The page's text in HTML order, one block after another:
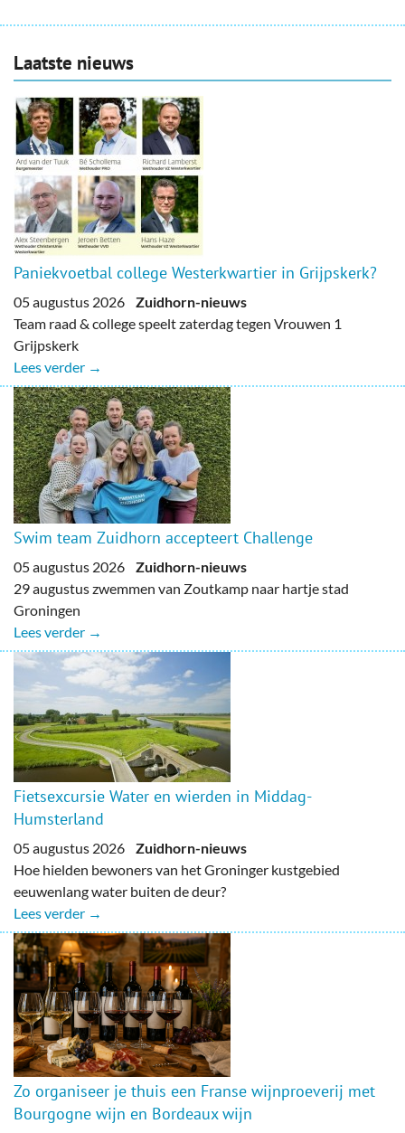
Laatste nieuws
Paniekvoetbal college Westerkwartier in Grijpskerk?
05 augustus 2026 Zuidhorn-nieuws
Team raad & college speelt zaterdag tegen Vrouwen 1
Grijpskerk
Lees verder →
Swim team Zuidhorn accepteert Challenge
05 augustus 2026 Zuidhorn-nieuws
29 augustus zwemmen van Zoutkamp naar hartje stad
Groningen
Lees verder →
Fietsexcursie Water en wierden in Middag-
Humsterland
05 augustus 2026 Zuidhorn-nieuws
Hoe hielden bewoners van het Groninger kustgebied
eeuwenlang water buiten de deur?
Lees verder →
Zo organiseer je thuis een Franse wijnproeverij met
Bourgogne wijn en Bordeaux wijn